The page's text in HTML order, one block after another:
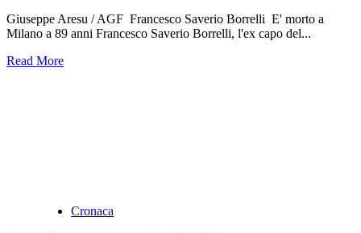
Giuseppe Aresu / AGF Francesco Saverio Borrelli E' morto a
Milano a 89 anni Francesco Saverio Borrelli, l'ex capo del...
Read More
Cronaca